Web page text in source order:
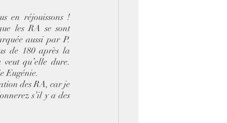
en réjouissons !
les RA se sont
aussi par P.
de 180 après la
qu’elle dure.
Eugénie.
des RA, car je
s’il y a des